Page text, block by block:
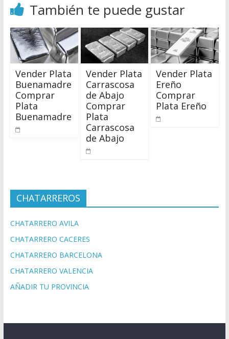
También te puede gustar
Vender Plata
Buenamadre
Comprar
Plata
Buenamadre
Vender Plata
Carrascosa
de Abajo
Comprar
Plata
Carrascosa
de Abajo
Vender Plata
Ereño
Comprar
Plata Ereño
CHATARREROS
CHATARRERO AVILA
CHATARRERO CACERES
CHATARRERO BARCELONA
CHATARRERO VALENCIA
AÑADIR TU PROVINCIA